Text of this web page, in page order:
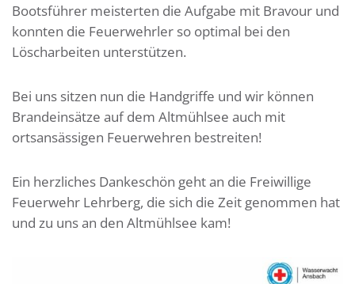
Bootsführer meisterten die Aufgabe mit Bravour und
konnten die Feuerwehrler so optimal bei den
Löscharbeiten unterstützen.
Bei uns sitzen nun die Handgriffe und wir können
Brandeinsätze auf dem Altmühlsee auch mit
ortsansässigen Feuerwehren bestreiten!
Ein herzliches Dankeschön geht an die Freiwillige
Feuerwehr Lehrberg, die sich die Zeit genommen hat
und zu uns an den Altmühlsee kam!